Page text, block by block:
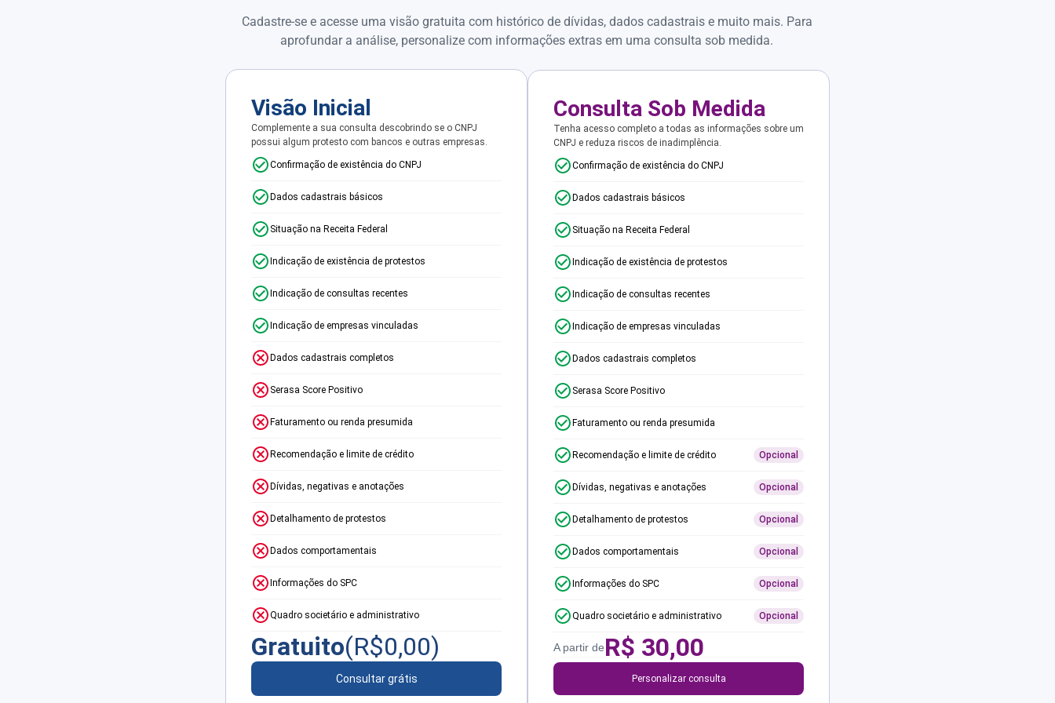
Cadastre-se e acesse uma visão gratuita com histórico de dívidas, dados cadastrais e muito mais. Para
aprofundar a análise, personalize com informações extras em uma consulta sob medida.
Visão Inicial
Complemente a sua consulta descobrindo se o CNPJ
possui algum protesto com bancos e outras empresas.
Confirmação de existência do CNPJ
Dados cadastrais básicos
Situação na Receita Federal
Indicação de existência de protestos
Indicação de consultas recentes
Indicação de empresas vinculadas
Dados cadastrais completos
Serasa Score Positivo
Faturamento ou renda presumida
Recomendação e limite de crédito
Dívidas, negativas e anotações
Detalhamento de protestos
Dados comportamentais
Informações do SPC
Quadro societário e administrativo
Gratuito(R$0,00)
Consultar grátis
Consulta Sob Medida
Tenha acesso completo a todas as informações sobre um
CNPJ e reduza riscos de inadimplência.
Confirmação de existência do CNPJ
Dados cadastrais básicos
Situação na Receita Federal
Indicação de existência de protestos
Indicação de consultas recentes
Indicação de empresas vinculadas
Dados cadastrais completos
Serasa Score Positivo
Faturamento ou renda presumida
Recomendação e limite de crédito Opcional
Dívidas, negativas e anotações Opcional
Detalhamento de protestos Opcional
Dados comportamentais Opcional
Informações do SPC Opcional
Quadro societário e administrativo Opcional
A partir deR$ 30,00
Personalizar consulta